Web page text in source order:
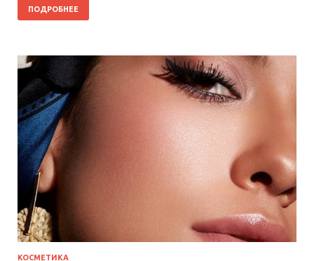
ПОДРОБНЕЕ
КОСМЕТИКА